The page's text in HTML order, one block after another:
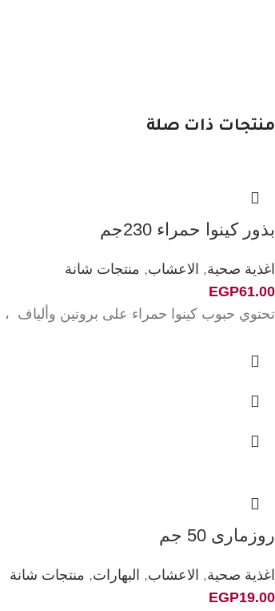
منتجات ذات صلة
بذور كينوا حمراء 230جم
اغذية صحية, الاعشاب, منتجات شانة
EGP61.00
تحتوي حبوب كينوا حمراء على بروتين وألياف ،
روزمارى 50 جم
اغذية صحية, الاعشاب, البهارات, منتجات شانة
EGP19.00